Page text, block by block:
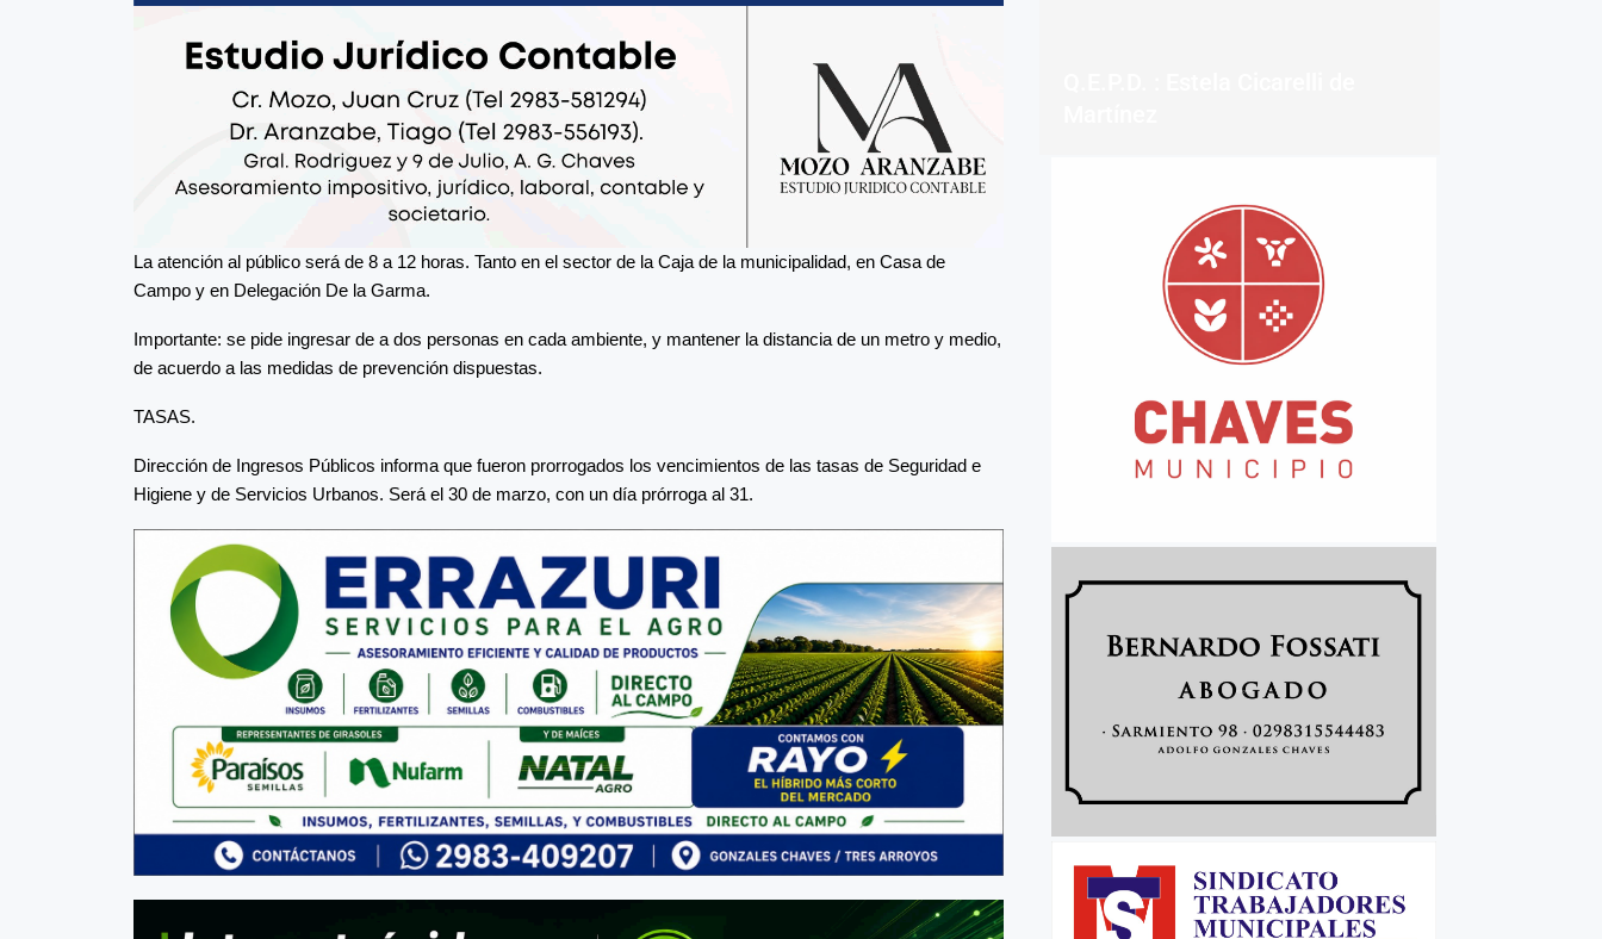
La atención al público será de 8 a 12 horas. Tanto en el sector de la Caja de la municipalidad, en Casa de
Campo y en Delegación De la Garma.
Importante: se pide ingresar de a dos personas en cada ambiente, y mantener la distancia de un metro y medio,
de acuerdo a las medidas de prevención dispuestas.
TASAS.
Dirección de Ingresos Públicos informa que fueron prorrogados los vencimientos de las tasas de Seguridad e
Higiene y de Servicios Urbanos. Será el 30 de marzo, con un día prórroga al 31.